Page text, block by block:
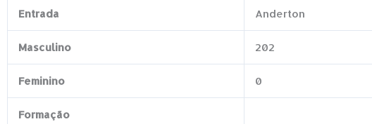
Entrada Anderton
Masculino 202
Feminino 0
Formação